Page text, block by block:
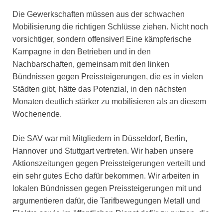
Die Gewerkschaften müssen aus der schwachen
Mobilisierung die richtigen Schlüsse ziehen. Nicht noch
vorsichtiger, sondern offensiver! Eine kämpferische
Kampagne in den Betrieben und in den
Nachbarschaften, gemeinsam mit den linken
Bündnissen gegen Preissteigerungen, die es in vielen
Städten gibt, hätte das Potenzial, in den nächsten
Monaten deutlich stärker zu mobilisieren als an diesem
Wochenende.
Die SAV war mit Mitgliedern in Düsseldorf, Berlin,
Hannover und Stuttgart vertreten. Wir haben unsere
Aktionszeitungen gegen Preissteigerungen verteilt und
ein sehr gutes Echo dafür bekommen. Wir arbeiten in
lokalen Bündnissen gegen Preissteigerungen mit und
argumentieren dafür, die Tarifbewegungen Metall und